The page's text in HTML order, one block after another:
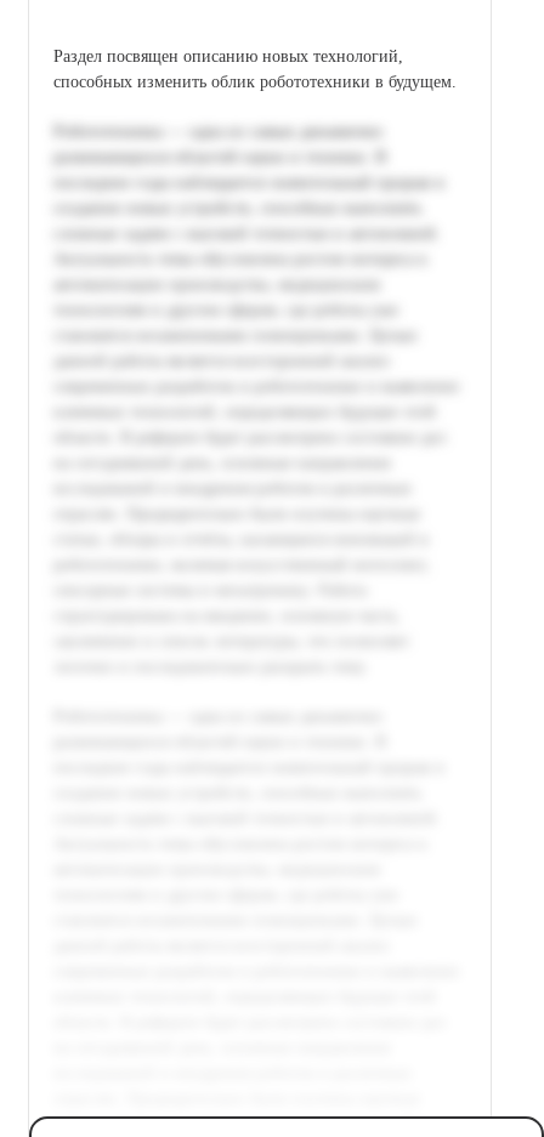
Раздел посвящен описанию новых технологий,
способных изменить облик робототехники в будущем.